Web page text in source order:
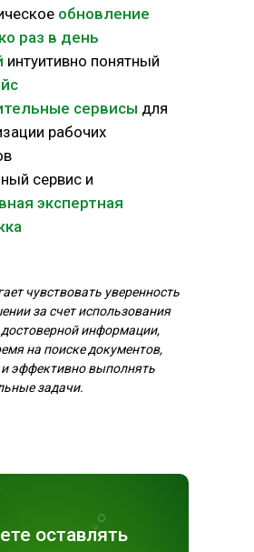
обновление
раз в день
интуитивно понятный
сервисы для
рабочих
сервис и
экспертная
чувствовать уверенность
за счет использования
информации,
на поиске документов,
эффективно выполнять
задачи.
оставлять